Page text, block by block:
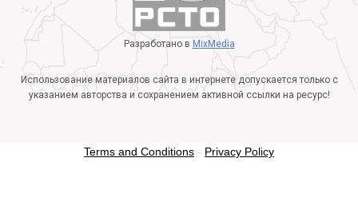
Разработано в MixMedia
Использование материалов сайта в интернете допускается только с
указанием авторства и сохранением активной ссылки на ресурс!
Terms and Conditions - Privacy Policy